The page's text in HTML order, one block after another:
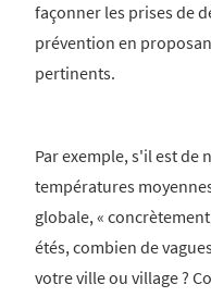
façonner les prises de
prévention en
pertinents.
Par exemple, s'il est
températures
globale, «
étés, combien de
votre ville ou village ?